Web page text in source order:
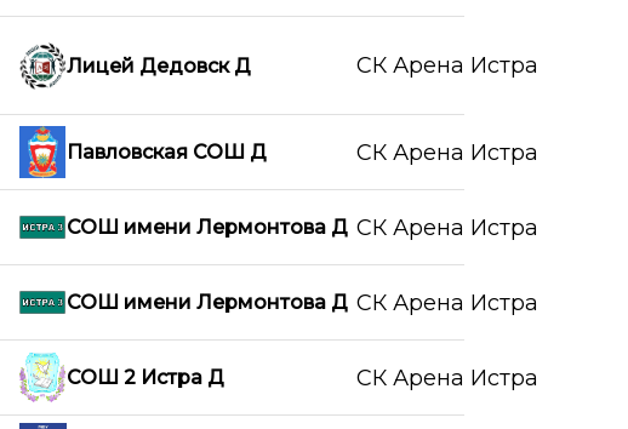
Лицей Дедовск Д СК Арена Истра
Павловская СОШ Д СК Арена Истра
СОШ имени Лермонтова Д СК Арена Истра
СОШ имени Лермонтова Д СК Арена Истра
СОШ 2 Истра Д СК Арена Истра